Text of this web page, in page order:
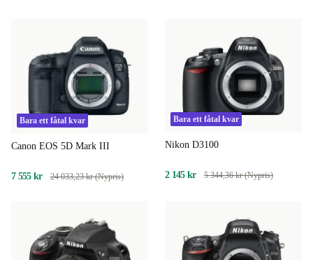
Bara ett fåtal kvar
Canon EOS 5D Mark III
7 555 kr 24 033,23 kr (Nypris)
Bara ett fåtal kvar
Nikon D3100
2 145 kr 5 344,36 kr (Nypris)